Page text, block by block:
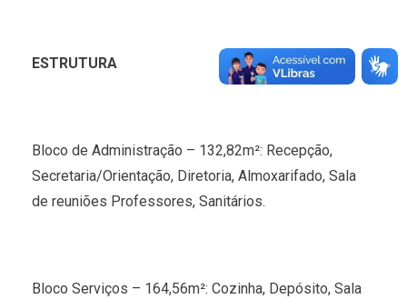
ESTRUTURA
Bloco de Administração – 132,82m²: Recepção,
Secretaria/Orientação, Diretoria, Almoxarifado, Sala
de reuniões Professores, Sanitários.
Bloco Serviços – 164,56m²: Cozinha, Depósito, Sala